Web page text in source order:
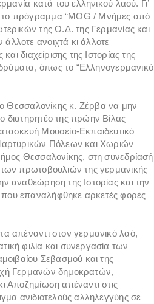
κατά του ελληνικού λαού. Γι’
το πρόγραμμα “MOG / Μνήμες από
της Ο.Δ. της Γερμανίας και
ανοιχτά κι άλλοτε
διαχείρισης της Ιστορίας της
όπως το “Ελληνογερμανικό
Θεσσαλονίκης κ. Ζέρβα να μην
διατηρητέο της πρώην Βίλας
Μουσείο-Εκπαιδευτικό
Πόλεων και Χωριών
Θεσσαλονίκης, στη συνεδρίασή
πρωτοβουλιών της γερμανικής
αναθεώρηση της Ιστορίας και την
επαναλήφθηκε αρκετές φορές
απέναντι στον γερμανικό λαό,
φιλία και συνεργασία των
Σεβασμού και της
Γερμανών δημοκρατών,
Αποζημίωση απέναντι στις
ανιδιοτελούς αλληλεγγύης σε